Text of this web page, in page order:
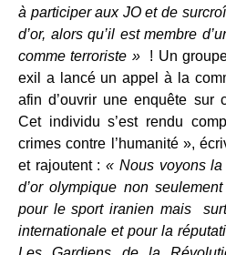
à participer aux JO et de
d’or, alors qu’il est membre
comme terroriste »! Un groupe
exil a lancé un appel à la
afin d’ouvrir une enquête sur
Cet individu s’est rendu
crimes contre l’humanité »,
et rajoutent :« Nous voyons
d’or olympique non
pour le sport iranien mais
internationale et pour la